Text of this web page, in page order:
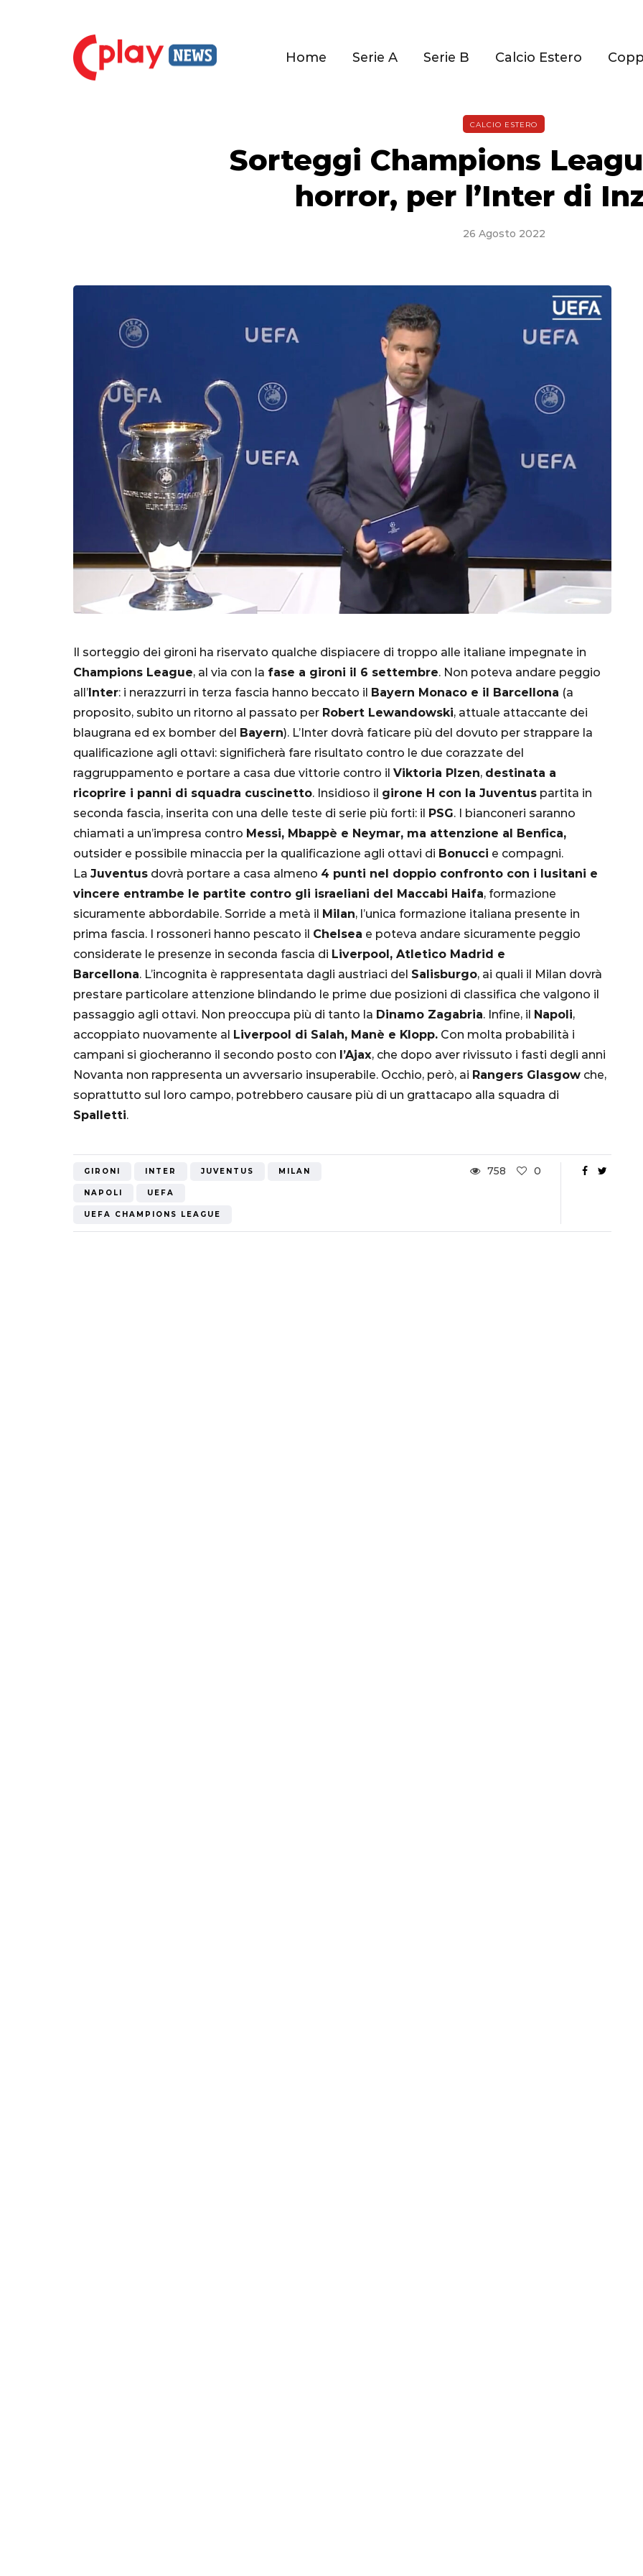
Home Serie A Serie B Calcio Estero
CALCIO ESTERO
Sorteggi Champions
horror, per l’Inter di
26 Agosto 2022
Il sorteggio dei gironi ha riservato qualche dispiacere di troppo alle italiane impegnate in
Champions League, al via con la fase a gironi il 6 settembre. Non poteva andare peggio
all’Inter: i nerazzurri in terza fascia hanno beccato il Bayern Monaco e il Barcellona (a
proposito, subito un ritorno al passato per Robert Lewandowski, attuale attaccante dei
blaugrana ed ex bomber del Bayern). L’Inter dovrà faticare più del dovuto per strappare la
qualificazione agli ottavi: significherà fare risultato contro le due corazzate del
raggruppamento e portare a casa due vittorie contro il Viktoria Plzen, destinata a
ricoprire i panni di squadra cuscinetto. Insidioso il girone H con la Juventus partita in
seconda fascia, inserita con una delle teste di serie più forti: il PSG. I bianconeri saranno
chiamati a un’impresa contro Messi, Mbappè e Neymar, ma attenzione al Benfica,
outsider e possibile minaccia per la qualificazione agli ottavi di Bonucci e compagni.
La Juventus dovrà portare a casa almeno 4 punti nel doppio confronto con i lusitani e
vincere entrambe le partite contro gli israeliani del Maccabi Haifa, formazione
sicuramente abbordabile. Sorride a metà il Milan, l’unica formazione italiana presente in
prima fascia. I rossoneri hanno pescato il Chelsea e poteva andare sicuramente peggio
considerate le presenze in seconda fascia di Liverpool, Atletico Madrid e
Barcellona. L’incognita è rappresentata dagli austriaci del Salisburgo, ai quali il Milan dovrà
prestare particolare attenzione blindando le prime due posizioni di classifica che valgono il
passaggio agli ottavi. Non preoccupa più di tanto la Dinamo Zagabria. Infine, il Napoli,
accoppiato nuovamente al Liverpool di Salah, Manè e Klopp. Con molta probabilità i
campani si giocheranno il secondo posto con l’Ajax, che dopo aver rivissuto i fasti degli anni
Novanta non rappresenta un avversario insuperabile. Occhio, però, ai Rangers Glasgow che,
soprattutto sul loro campo, potrebbero causare più di un grattacapo alla squadra di
Spalletti.
GIRONI INTER JUVENTUS MILAN
NAPOLI UEFA
UEFA CHAMPIONS LEAGUE
758 0
Lautaro Martinez,
parla l'agente:
"Bayern? Pensa
all'Inter e al
Mondiale"
5 Ottobre 2022
MONDIALE
Qatar 2022, Brasile
già qualificato agli
Ottavi di Finale
1 Dicembre 2022